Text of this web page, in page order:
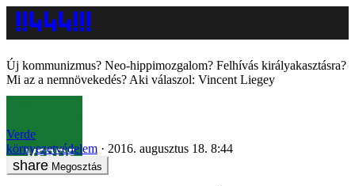
Új kommunizmus? Neo-hippimozgalom? Felhívás királyakasztásra?
Mi az a nemnövekedés? Aki válaszol: Vincent Liegey
Verde
környezetvédelem
2016. augusztus 18. 8:44
Megosztás